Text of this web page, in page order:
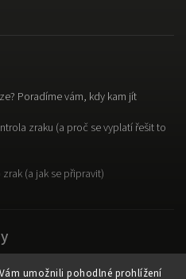
umožnili pohodlné prohlížení
Poradíme vám, kdy kam jít
zraku (a proč se vyplatí řešit to
(a jak se připravit)